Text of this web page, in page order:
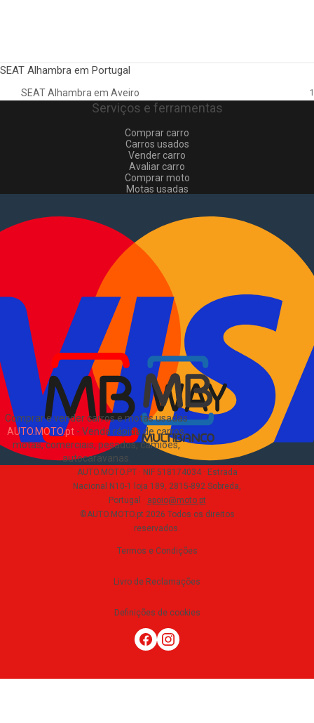
SEAT Alhambra em Portugal
SEAT Alhambra em Aveiro 1
Comprar e vender carros e motas usadas
AUTO.MOTO.pt- Venda rápida de carros,
motas, comerciais, pesados, camiões,
autocaravanas
Serviços e ferramentas
Comprar carro
Carros usados
Vender carro
Avaliar carro
Comprar moto
Motas usadas
Comerciais usados
Vender comerciais
Informações
Como comprar e vender
Pacotes de anúncios
Verificar VIN e matrícula
Sitemap
EN
Sobre Nós
AUTO.MOTO.PT · NIF 518174034 · Estrada
Nacional N10-1 loja 189, 2815-892 Sobreda,
Portugal · apoio@moto.pt
©AUTO.MOTO.pt 2026 Todos os direitos
reservados.
Termos e Condições
Livro de Reclamações
Definições de cookies